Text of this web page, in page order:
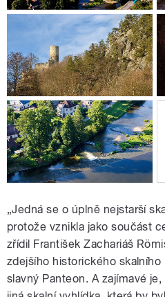
„Jedná se o úplně nejstarší
protože vznikla jako součást
zřídil František Zachariáš
zdejšího historického skalního
slavný Panteon. A zajímavé